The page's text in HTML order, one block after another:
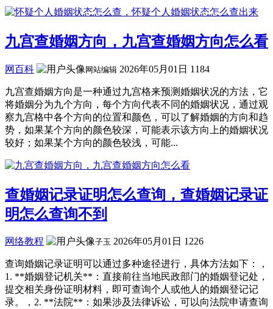
九宫查婚姻方向，九宫查婚姻方向怎么看
网百科 网站编辑 2026年05月01日 1184
九宫查婚姻方向是一种通过九宫格来预测婚姻状况的方法，它
将婚姻分为九个方向，每个方向代表不同的婚姻状况，通过观
察九宫格中各个方向的位置和颜色，可以了解婚姻的方向和趋
势，如果某个方向的颜色较深，可能表示该方向上的婚姻状况
较好；如果某个方向的颜色较浅，可能...
查婚姻记录证明怎么查询，查婚姻记录证
明怎么查询不到
网络教程 子玉 2026年05月01日 1226
查询婚姻记录证明可以通过多种途径进行，具体方法如下：，
1. **婚姻登记机关**：直接前往当地民政部门的婚姻登记处，
提交相关身份证明材料，即可查询个人或他人的婚姻登记记
录。，2. **法院**：如果涉及法律诉讼，可以向法院申请查询